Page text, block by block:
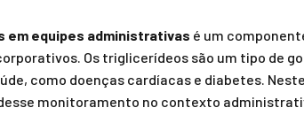
equipes administrativas é um
Os triglicerídeos são um tipo de
como doenças cardíacas e diabetes.
monitoramento no contexto